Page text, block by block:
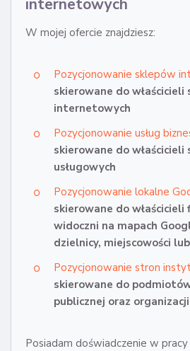
internetowych
W mojej ofercie znajdziesz:
Pozycjonowanie sklepów
skierowane do właścicieli
internetowych
Pozycjonowanie usług
skierowane do właścicieli
usługowych
Pozycjonowanie lokalne
skierowane do właścicieli
widoczni na mapach
dzielnicy, miejscowości
Pozycjonowanie stron
skierowane do
publicznej oraz
Posiadam doświadczenie w pracy